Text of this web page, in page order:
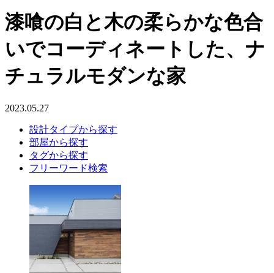
漆喰の白と木の柔らかな色合
いでコーディネートした、ナ
チュラルモダンな家
2023.05.27
設計タイプから探す
部屋から探す
タグから探す
フリーワード検索